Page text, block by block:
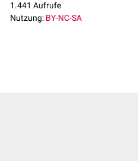
1.441 Aufrufe
Nutzung: BY-NC-SA